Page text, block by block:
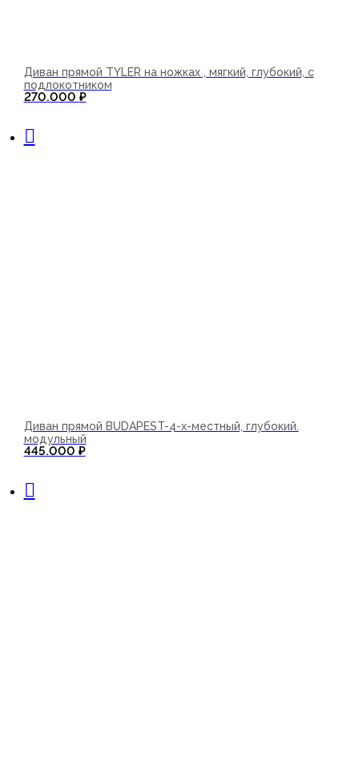
Диван прямой TYLER на ножках , мягкий, глубокий, с
подлокотником
270.000 ₽
Диван прямой BUDAPEST-4-х-местный, глубокий.
модульный
445.000 ₽